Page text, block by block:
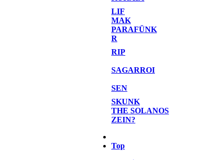
LIF
MAK
PARAFÜNK
R
RIP
SAGARROI
SEN
SKUNK
THE SOLANOS
ZEIN?
Top